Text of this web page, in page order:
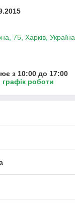
75, Харків, Україна
з 10:00 до 17:00
роботи